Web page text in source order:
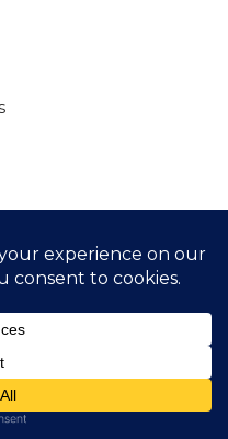
Selts MTÜ